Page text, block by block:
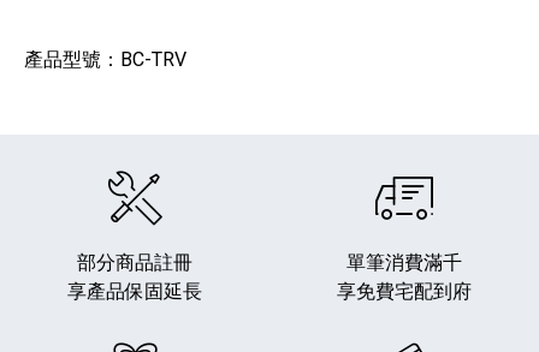
產品型號：BC-TRV
部分商品註冊
享產品保固延長
單筆消費滿千
享免費宅配到府